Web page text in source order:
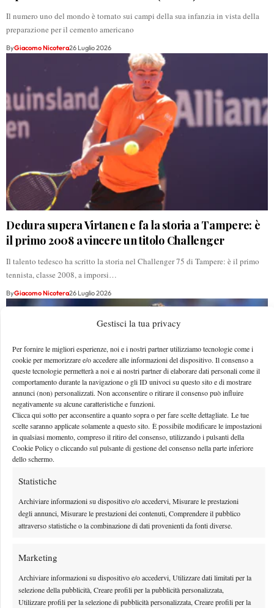
Gestisci la tua privacy
Per fornire le migliori esperienze, noi e i nostri partner utilizziamo tecnologie come i
cookie per memorizzare e/o accedere alle informazioni del dispositivo. Il consenso a
queste tecnologie permetterà a noi e ai nostri partner di elaborare dati personali come il
comportamento durante la navigazione o gli ID univoci su questo sito e di mostrare
annunci (non) personalizzati. Non acconsentire o ritirare il consenso può influire
negativamente su alcune caratteristiche e funzioni.
Clicca qui sotto per acconsentire a quanto sopra o per fare scelte dettagliate. Le tue
scelte saranno applicate solamente a questo sito. È possibile modificare le impostazioni
in qualsiasi momento, compreso il ritiro del consenso, utilizzando i pulsanti della
Cookie Policy o cliccando sul pulsante di gestione del consenso nella parte inferiore
dello schermo.
Statistiche
Archiviare informazioni su dispositivo e/o accedervi, Misurare le prestazioni
degli annunci, Misurare le prestazioni dei contenuti, Comprendere il pubblico
attraverso statistiche o la combinazione di dati provenienti da fonti diverse.
Marketing
Archiviare informazioni su dispositivo e/o accedervi, Utilizzare dati limitati per la
selezione della pubblicità, Creare profili per la pubblicità personalizzata,
Utilizzare profili per la selezione di pubblicità personalizzata, Creare profili per la
Il numero uno del mondo è tornato sui campi della sua infanzia in vista della
preparazione per il cemento americano
ByGiacomo Nicotera26 Luglio 2026
Dedura supera Virtanen e fa la storia a Tampere: è
il primo 2008 a vincere un titolo Challenger
Il talento tedesco ha scritto la storia nel Challenger 75 di Tampere: è il primo
tennista, classe 2008, a imporsi…
ByGiacomo Nicotera26 Luglio 2026
ed energia, siamo in questa sfida assieme” (VIDEO)
Draper spende belle parole per il suo coach, Andy Murray
Luca Innocenti26 Luglio 2026